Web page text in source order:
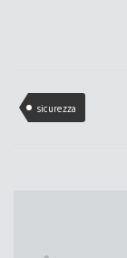
sicurezza